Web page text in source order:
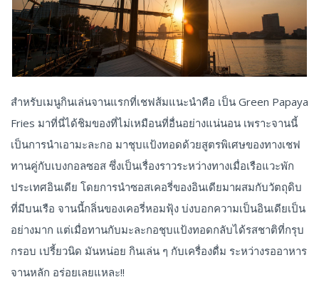
สำหรับเมนูกินเล่นจานแรกที่เชฟส้มแนะนำคือ เป็น Green Papaya
Fries มาที่นี่ได้ชิมของที่ไม่เหมือนที่อื่นอย่างแน่นอน เพราะจานนี้
เป็นการนำเอามะละกอ มาชุบแป้งทอดด้วยสูตรพิเศษของทางเชฟ
ทานคู่กับเบงกอลซอส ซึ่งเป็นเรื่องราวระหว่างทางเมื่อเรือแวะพัก
ประเทศอินเดีย โดยการนำซอสเคอรี่ของอินเดียมาผสมกับวัตถุดิบ
ที่มีบนเรือ จานนี้กลิ่นของเคอรี่หอมฟุ้ง บ่งบอกความเป็นอินเดียเป็น
อย่างมาก แต่เมื่อทานกับมะละกอชุบแป้งทอดกลับได้รสชาติที่กรุบ
กรอบ เปรี้ยวนิด มันหน่อย กินเล่น ๆ กับเครื่องดื่ม ระหว่างรออาหาร
จานหลัก อร่อยเลยแหละ!!